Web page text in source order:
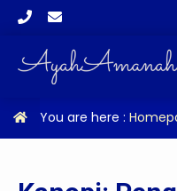
You are here :